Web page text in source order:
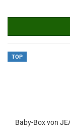
TOP
Baby-Box von